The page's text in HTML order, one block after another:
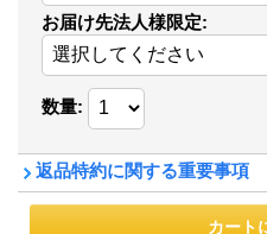
お届け先法人様限定:
数量:
返品特約に関する重要事項